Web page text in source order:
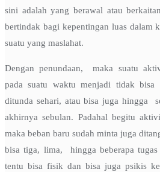
sini adalah yang berawal atau
bertindak bagi kepentingan luas dalam
suatu yang maslahat.
Dengan penundaan, maka suatu
pada suatu waktu menjadi tidak bisa
ditunda sehari, atau bisa juga hingga
akhirnya sebulan. Padahal begitu
maka beban baru sudah minta juga
bisa tiga, lima, hingga beberapa
tentu bisa fisik dan bisa juga psikis